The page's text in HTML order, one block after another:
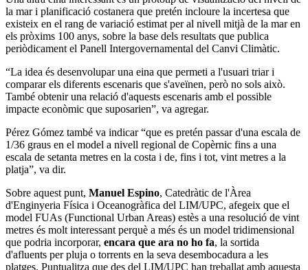
la mar i planificació costanera que pretén incloure la incertesa que
existeix en el rang de variació estimat per al nivell mitjà de la mar en
els pròxims 100 anys, sobre la base dels resultats que publica
periòdicament el Panell Intergovernamental del Canvi Climàtic.
“La idea és desenvolupar una eina que permeti a l'usuari triar i
comparar els diferents escenaris que s'aveïnen, però no sols això.
També obtenir una relació d'aquests escenaris amb el possible
impacte econòmic que suposarien”, va agregar.
Pérez Gómez també va indicar “que es pretén passar d'una escala de
1/36 graus en el model a nivell regional de Copèrnic fins a una
escala de setanta metres en la costa i de, fins i tot, vint metres a la
platja”, va dir.
Sobre aquest punt, Manuel Espino, Catedràtic de l'Àrea
d'Enginyeria Física i Oceanogràfica del LIM/UPC, afegeix que el
model FUAs (Functional Urban Areas) estès a una resolució de vint
metres és molt interessant perquè a més és un model tridimensional
que podria incorporar, encara que ara no ho fa, la sortida
d'afluents per pluja o torrents en la seva desembocadura a les
platges. Puntualitza que des del LIM/UPC han treballat amb aquesta